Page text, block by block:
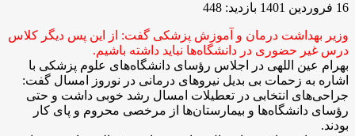
16 فروردين 1401 بازدید: 448
وزیر بهداشت درمان و آموزش پزشکی گفت: از این پس دیگر کلاس
درس غیر حضوری در دانشگاه‌ها نباید داشته باشیم.
بهرام عین اللهی در اجلاس رؤسای دانشگاه‌های علوم پزشکی با
اشاره به زحمات بی بدیل نیرو‌های درمانی در نوروز امسال گفت:
جراحی‌های انتخابی در تعطیلات امسال رشد خوبی داشت و حتی
رؤسای دانشگاه‌ها و بیمارستان‌ها از مرخصی محروم و پای کار
بودند.